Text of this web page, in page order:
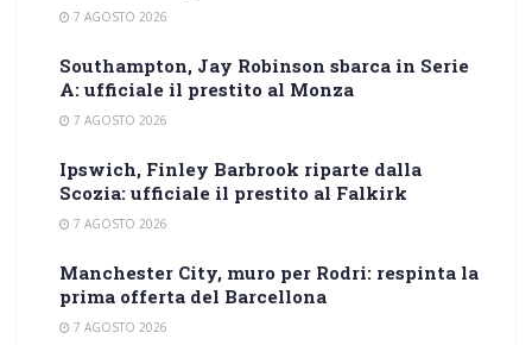
7 AGOSTO 2026
Southampton, Jay Robinson sbarca in Serie
A: ufficiale il prestito al Monza
7 AGOSTO 2026
Ipswich, Finley Barbrook riparte dalla
Scozia: ufficiale il prestito al Falkirk
7 AGOSTO 2026
Manchester City, muro per Rodri: respinta la
prima offerta del Barcellona
7 AGOSTO 2026